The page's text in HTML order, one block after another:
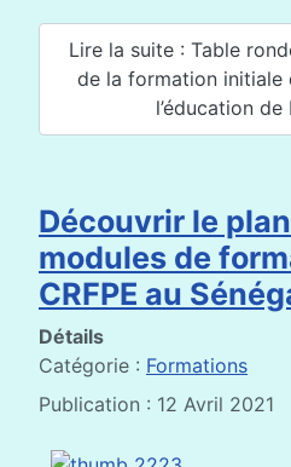
Lire la suite : Table
de la formation initiale
l’éducation de
Découvrir le
modules de
CRFPE au
Détails
Catégorie : Formations
Publication : 12 Avril 2021